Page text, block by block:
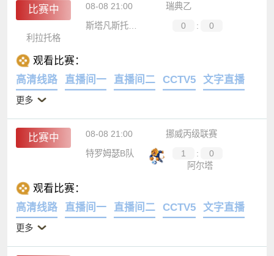
比赛中 08-08 21:00
瑞典乙
斯塔凡斯托普联
0 :
0
利拉托格
观看比赛：
高清线路
直播间一 直播间二 CCTV5 文字直播
更多
比赛中 08-08 21:00
挪威丙级联赛
特罗姆瑟B队
1 :
0
阿尔塔
观看比赛：
高清线路
直播间一 直播间二 CCTV5 文字直播
更多